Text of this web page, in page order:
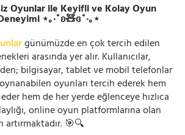
Oyunlar ile Keyifli ve Kolay Oyun
⋆｡‧˚ʚ🧸ɞ˚‧｡⋆
günümüzde en çok tercih edilen
arasında yer alır. Kullanıcılar,
bilgisayar, tablet ve mobil telefonlar
oyunları tercih ederek hem
hem de her yerde eğlenceye hızlıca
online oyun platformlarına olan
🎯🔍